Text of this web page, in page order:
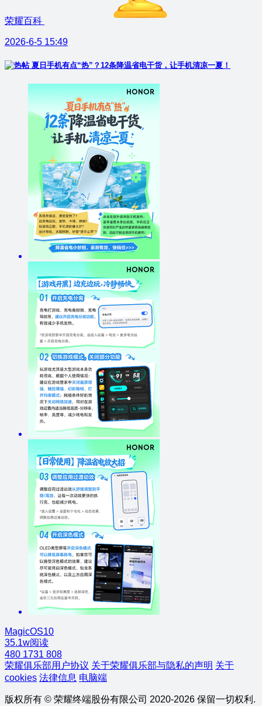
荣耀百科
2026-6-5 15:49
夏日手机有点“热”？12条降温省电干货，让手机清凉一夏！
MagicOS10
35.1w阅读
480 1731 808
荣耀俱乐部用户协议 关于荣耀俱乐部与隐私的声明 关于
cookies 法律信息 电脑端
版权所有 © 荣耀终端股份有限公司 2020-2026 保留一切权利.